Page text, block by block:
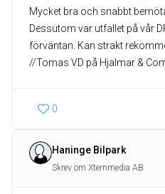
Mycket bra och snabbt
Dessutom var utfallet på vår
förväntan. Kan strakt
//Tomas VD på Hjalmar &
0
Haninge Bilpark
Skrev om Xternmedia AB